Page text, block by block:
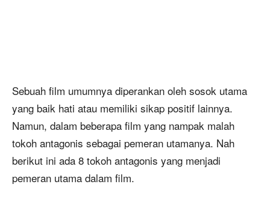
Sebuah film umumnya diperankan oleh sosok utama
yang baik hati atau memiliki sikap positif lainnya.
Namun, dalam beberapa film yang nampak malah
tokoh antagonis sebagai pemeran utamanya. Nah
berikut ini ada 8 tokoh antagonis yang menjadi
pemeran utama dalam film.